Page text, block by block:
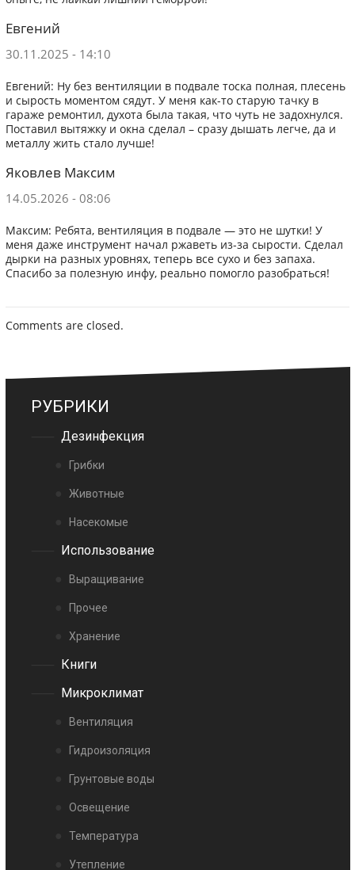
Евгений
30.11.2025 - 14:10
Евгений: Ну без вентиляции в подвале тоска полная, плесень
и сырость моментом сядут. У меня как-то старую тачку в
гараже ремонтил, духота была такая, что чуть не задохнулся.
Поставил вытяжку и окна сделал – сразу дышать легче, да и
металлу жить стало лучше!
Яковлев Максим
14.05.2026 - 08:06
Максим: Ребята, вентиляция в подвале — это не шутки! У
меня даже инструмент начал ржаветь из-за сырости. Сделал
дырки на разных уровнях, теперь все сухо и без запаха.
Спасибо за полезную инфу, реально помогло разобраться!
Comments are closed.
РУБРИКИ
Дезинфекция
Грибки
Животные
Насекомые
Использование
Выращивание
Прочее
Хранение
Книги
Микроклимат
Вентиляция
Гидроизоляция
Грунтовые воды
Освещение
Температура
Утепление